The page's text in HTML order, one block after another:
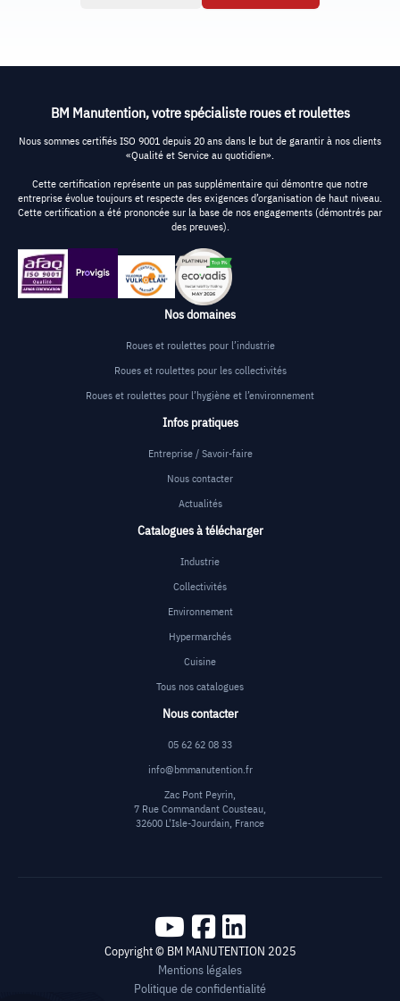
BM Manutention, votre spécialiste roues et roulettes
Nous sommes certifiés ISO 9001 depuis 20 ans dans le but de garantir à nos clients
«Qualité et Service au quotidien».
Cette certification représente un pas supplémentaire qui démontre que notre
entreprise évolue toujours et respecte des exigences d’organisation de haut niveau.
Cette certification a été prononcée sur la base de nos engagements (démontrés par
des preuves).
Nos domaines
Roues et roulettes pour l’industrie
Roues et roulettes pour les collectivités
Roues et roulettes pour l’hygiène et l’environnement
Infos pratiques
Entreprise / Savoir-faire
Nous contacter
Actualités
Catalogues à télécharger
Industrie
Collectivités
Environnement
Hypermarchés
Cuisine
Tous nos catalogues
Nous contacter
05 62 62 08 33
info@bmmanutention.fr
Zac Pont Peyrin,
7 Rue Commandant Cousteau,
32600 L'Isle-Jourdain, France
Copyright © BM MANUTENTION 2025
Mentions légales
Politique de confidentialité